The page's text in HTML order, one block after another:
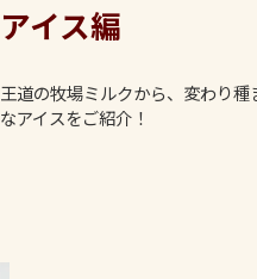
アイス編
王道の牧場ミルクから、変わり
なアイスをご紹介！